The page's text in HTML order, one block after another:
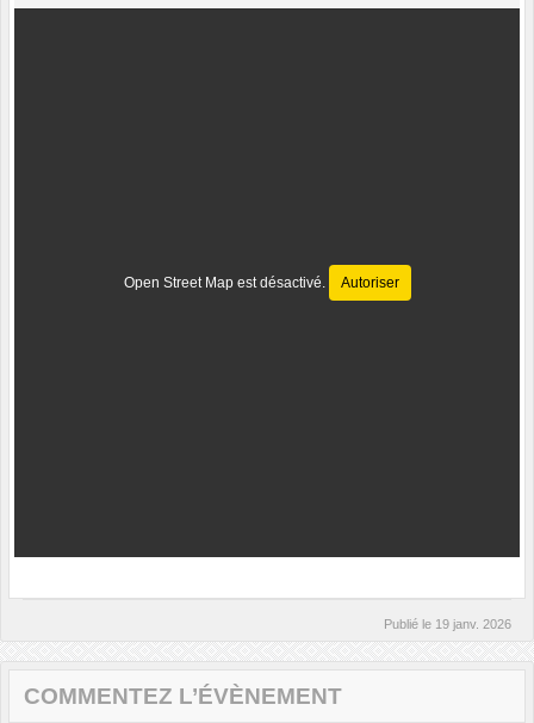
Open Street Map est désactivé. Autoriser
Publié le 19 janv. 2026
COMMENTEZ L’ÉVÈNEMENT